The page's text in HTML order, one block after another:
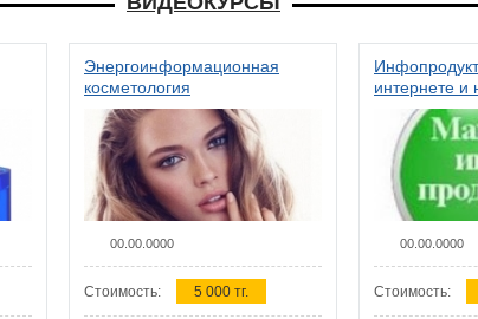
Энергоинформационная
косметология
00.00.0000
Стоимость: 5 000 тг.
интернете и
00.00.0000
Стоимость: